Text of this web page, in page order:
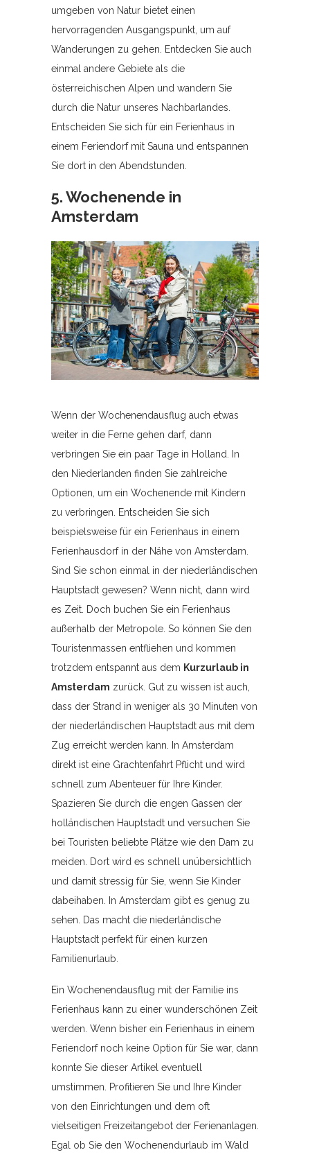
umgeben von Natur bietet einen
hervorragenden Ausgangspunkt, um auf
Wanderungen zu gehen. Entdecken Sie auch
einmal andere Gebiete als die
österreichischen Alpen und wandern Sie
durch die Natur unseres Nachbarlandes.
Entscheiden Sie sich für ein Ferienhaus in
einem Feriendorf mit Sauna und entspannen
Sie dort in den Abendstunden.
5. Wochenende in
Amsterdam
Wenn der Wochenendausflug auch etwas
weiter in die Ferne gehen darf, dann
verbringen Sie ein paar Tage in Holland. In
den Niederlanden finden Sie zahlreiche
Optionen, um ein Wochenende mit Kindern
zu verbringen. Entscheiden Sie sich
beispielsweise für ein Ferienhaus in einem
Ferienhausdorf in der Nähe von Amsterdam.
Sind Sie schon einmal in der niederländischen
Hauptstadt gewesen? Wenn nicht, dann wird
es Zeit. Doch buchen Sie ein Ferienhaus
außerhalb der Metropole. So können Sie den
Touristenmassen entfliehen und kommen
trotzdem entspannt aus dem Kurzurlaub in
Amsterdam zurück. Gut zu wissen ist auch,
dass der Strand in weniger als 30 Minuten von
der niederländischen Hauptstadt aus mit dem
Zug erreicht werden kann. In Amsterdam
direkt ist eine Grachtenfahrt Pflicht und wird
schnell zum Abenteuer für Ihre Kinder.
Spazieren Sie durch die engen Gassen der
holländischen Hauptstadt und versuchen Sie
bei Touristen beliebte Plätze wie den Dam zu
meiden. Dort wird es schnell unübersichtlich
und damit stressig für Sie, wenn Sie Kinder
dabeihaben. In Amsterdam gibt es genug zu
sehen. Das macht die niederländische
Hauptstadt perfekt für einen kurzen
Familienurlaub.
Ein Wochenendausflug mit der Familie ins
Ferienhaus kann zu einer wunderschönen Zeit
werden. Wenn bisher ein Ferienhaus in einem
Feriendorf noch keine Option für Sie war, dann
konnte Sie dieser Artikel eventuell
umstimmen. Profitieren Sie und Ihre Kinder
von den Einrichtungen und dem oft
vielseitigen Freizeitangebot der Ferienanlagen.
Egal ob Sie den Wochenendurlaub im Wald